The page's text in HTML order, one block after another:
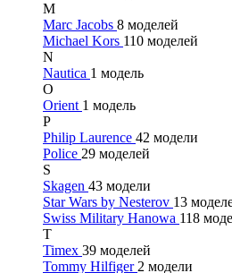
M
Marc Jacobs 8 моделей
Michael Kors 110 моделей
N
Nautica 1 модель
O
Orient 1 модель
P
Philip Laurence 42 модели
Police 29 моделей
S
Skagen 43 модели
Star Wars by Nesterov 13
Swiss Military Hanowa 118
T
Timex 39 моделей
Tommy Hilfiger 2 модели